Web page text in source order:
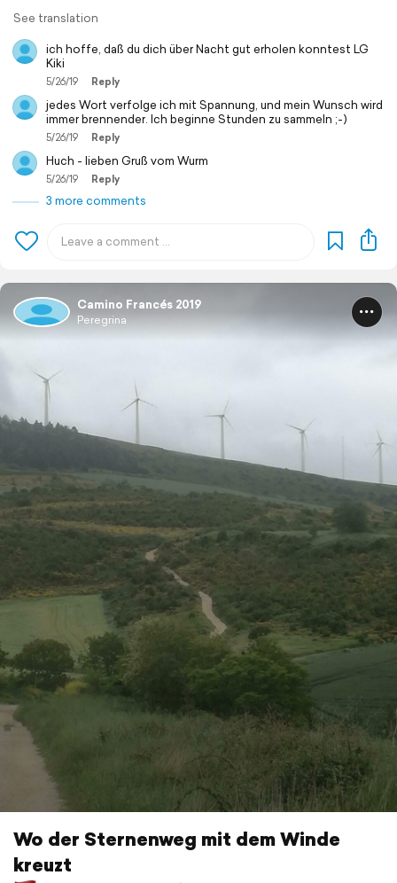
See translation
ich hoffe, daß du dich über Nacht gut erholen konntest LG
Kiki
5/26/19 Reply
jedes Wort verfolge ich mit Spannung, und mein Wunsch wird
immer brennender. Ich beginne Stunden zu sammeln ;-)
5/26/19 Reply
Huch - lieben Gruß vom Wurm
5/26/19 Reply
3 more comments
Camino Francés 2019
Peregrina
Wo der Sternenweg mit dem Winde
kreuzt